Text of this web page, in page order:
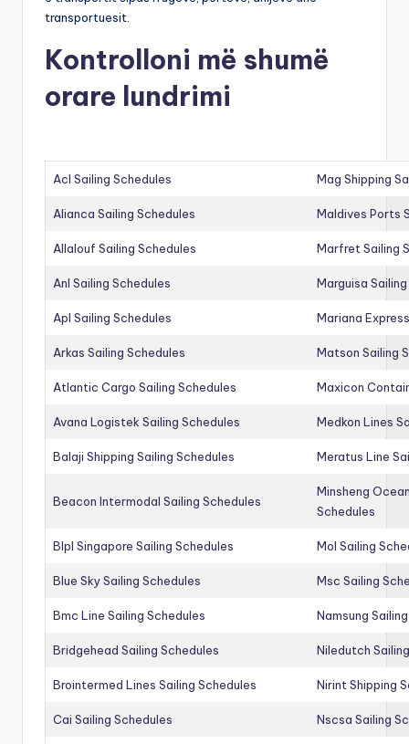
transportuesit.
Kontrolloni më shumë
orare lundrimi
Acl Sailing Schedules Mag Shipping
Alianca Sailing Schedules Maldives Ports
Allalouf Sailing Schedules Marfret Sailing
Anl Sailing Schedules Marguisa
Apl Sailing Schedules Mariana
Arkas Sailing Schedules Matson Sailing
Atlantic Cargo Sailing Schedules Maxicon
Avana Logistek Sailing Schedules Medkon Lines
Balaji Shipping Sailing Schedules Meratus Line
Beacon Intermodal Sailing Schedules
Minsheng
Schedules
Blpl Singapore Sailing Schedules Mol Sailing
Blue Sky Sailing Schedules Msc Sailing
Bmc Line Sailing Schedules Namsung
Bridgehead Sailing Schedules Niledutch
Brointermed Lines Sailing Schedules Nirint Shipping
Cai Sailing Schedules Nscsa Sailing